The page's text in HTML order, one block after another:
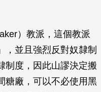
）教派，這個教派
，並且強烈反對奴隸制
制度，因此山謬決定搬
糖廠，可以不必使用黑